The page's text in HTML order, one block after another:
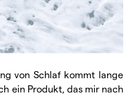
von Schlaf kommt lange
ein Produkt, das mir nach